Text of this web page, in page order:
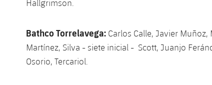
Hallgrimson.
Bathco Torrelavega: Carlos Calle, Javier
Martínez, Silva - siete inicial - Scott, Juanjo
Osorio, Tercariol.